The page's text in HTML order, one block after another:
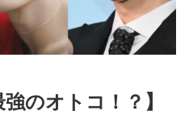
のオトコ！？】